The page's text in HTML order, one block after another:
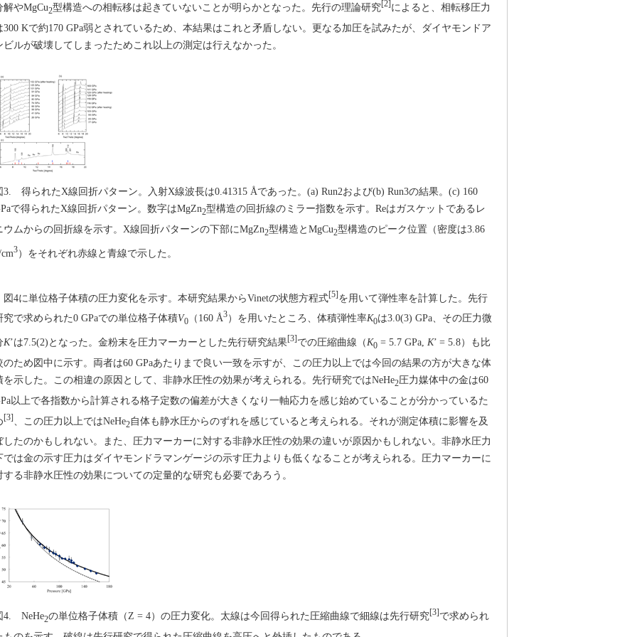
解やMgCu2型構造への相転移は起きていないことが明らかとなった。先行の理論研究[2]によると、相転移圧力
300 Kで約170 GPa弱とされているため、本結果はこれと矛盾しない。更なる加圧を試みたが、ダイヤモンドア
ビルが破壊してしまったためこれ以上の測定は行えなかった。
3. 得られたX線回折パターン。入射X線波長は0.41315 Åであった。(a) Run2および(b) Run3の結果。(c) 160
で得られたX線回折パターン。数字はMgZn2型構造の回折線のミラー指数を示す。Reはガスケットであるレ
ウムからの回折線を示す。X線回折パターンの下部にMgZn2型構造とMgCu2型構造のピーク位置（密度は3.86
3）をそれぞれ赤線と青線で示した。
4に単位格子体積の圧力変化を示す。本研究結果からVinetの状態方程式[5]を用いて弾性率を計算した。先行
究で求められた0 GPaでの単位格子体積V0 （160 Å3）を用いたところ、体積弾性率K0は3.0(3) GPa、その圧力微
K’は7.5(2)となった。金粉末を圧力マーカーとした先行研究結果[3]での圧縮曲線（K0 = 5.7 GPa, K’ = 5.8）も比
のため図中に示す。両者は60 GPaあたりまで良い一致を示すが、この圧力以上では今回の結果の方が大きな体
を示した。この相違の原因として、非静水圧性の効果が考えられる。先行研究ではNeHe2圧力媒体中の金は60
以上で各指数から計算される格子定数の偏差が大きくなり一軸応力を感じ始めていることが分かっているた
[3] 、この圧力以上ではNeHe2自体も静水圧からのずれを感じていると考えられる。それが測定体積に影響を及
したのかもしれない。また、圧力マーカーに対する非静水圧性の効果の違いが原因かもしれない。非静水圧力
では金の示す圧力はダイヤモンドラマンゲージの示す圧力よりも低くなることが考えられる。圧力マーカーに
する非静水圧性の効果についての定量的な研究も必要であろう。
4. NeHe2の単位格子体積（Z = 4）の圧力変化。太線は今回得られた圧縮曲線で細線は先行研究[3]で求められ